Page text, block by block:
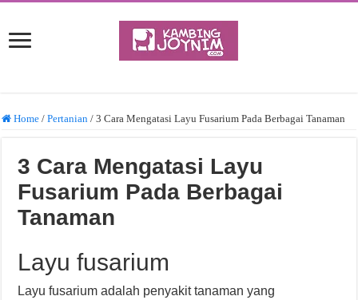
Home / Pertanian / 3 Cara Mengatasi Layu Fusarium Pada Berbagai Tanaman
3 Cara Mengatasi Layu
Fusarium Pada Berbagai
Tanaman
Layu fusarium
Layu fusarium adalah penyakit tanaman yang